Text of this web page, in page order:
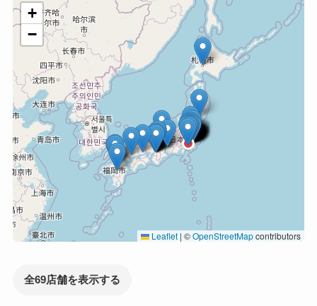
+
−
Leaflet | ©OpenStreetMapcontributors
全69店舗を表示する